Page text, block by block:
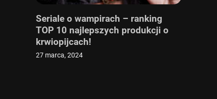
Seriale o wampirach – ranking
TOP 10 najlepszych produkcji o
krwiopijcach!
27 marca, 2024